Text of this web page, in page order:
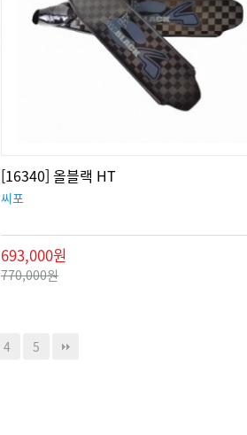
[16340] 올블랙 HT
씨포
693,000원
770,000원
4 5